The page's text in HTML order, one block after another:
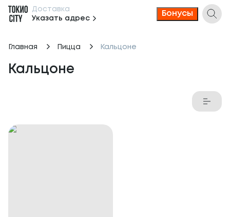
Доставка
Указать адрес
Бонусы
Главная Пицца Кальцоне
Кальцоне